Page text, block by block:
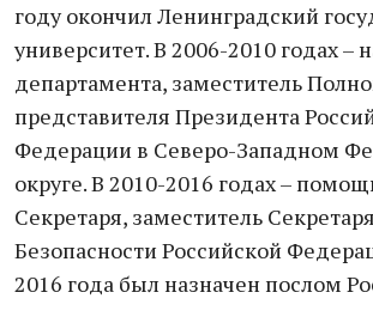
году окончил Ленинградский
университет. В 2006-2010 годах –
департамента, заместитель
представителя Президента
Федерации в Северо-Западном
округе. В 2010-2016 годах –
Секретаря, заместитель
Безопасности Российской
2016 года был назначен послом